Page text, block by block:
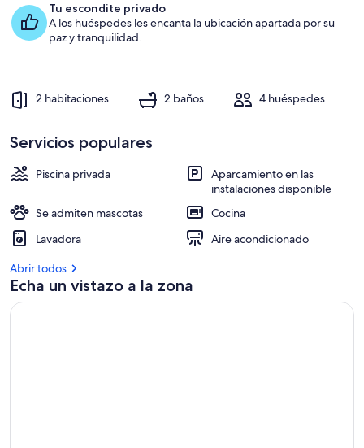
Tu escondite privado
A los huéspedes les encanta la ubicación apartada por su
paz y tranquilidad.
2 habitaciones 2 baños 4 huéspedes
Servicios populares
Piscina privada
Aparcamiento en las
instalaciones disponible
Se admiten mascotas
Cocina
Lavadora
Aire acondicionado
Abrir todos
Echa un vistazo a la zona